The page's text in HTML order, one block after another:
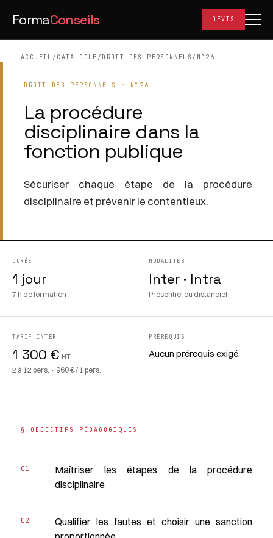
FormaConseils DEVIS
ACCUEIL / CATALOGUE / DROIT DES PERSONNELS / N°26
DROIT DES PERSONNELS · N°26
La procédure
disciplinaire dans la
fonction publique
Sécuriser chaque étape de la procédure
disciplinaire et prévenir le contentieux.
DURÉE
1 jour
7 h de formation
MODALITÉS
Inter · Intra
Présentiel ou distanciel
TARIF INTER
1 300 € HT
2 à 12 pers. · 960 € / 1 pers.
PRÉREQUIS
Aucun prérequis exigé.
§ OBJECTIFS PÉDAGOGIQUES
Maîtriser les étapes de la procédure
disciplinaire
Qualifier les fautes et choisir une sanction